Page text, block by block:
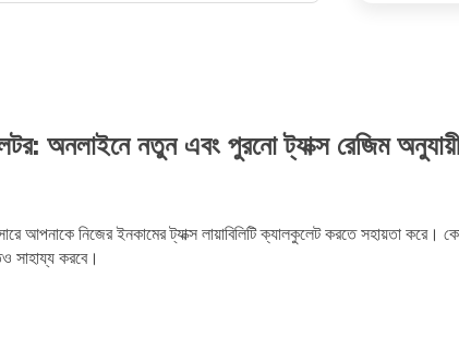
অনলাইনে নতুন এবং পুরনো ট্যাক্স রেজিম
আপনাকে নিজের ইনকামের ট্যাক্স লায়াবিলিটি ক্যালকুলেট করতে সহায়তা করে।
সাহায্য করবে।